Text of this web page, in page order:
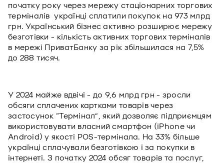
початку року через мережу стаціонарних торгових
терміналів українці сплатили покупок на 973 млрд
грн. Український бізнес активно розширює мережу
безготівки - кількість активних торгових терміналів
в мережі ПриватБанку за рік збільшилася на 7,5%
до 288 тисяч.
У 2024 майже вдвічі - до 9,6 млрд грн - зросли
обсяги сплачених картками товарів через
застосунок “Термінал”, який дозволяє підприємцям
використовувати власний смартфон (iPhone чи
Android) у якості POS-термінала. На 33% більше
українці сплачували безготівкою і за покупки в
інтернеті. З початку 2024 обсяг товарів та послуг,